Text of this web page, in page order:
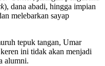
), dana abadi, hingga impian
melebarkan sayap
tepuk tangan, Umar
ini tidak akan menjadi
alumni.